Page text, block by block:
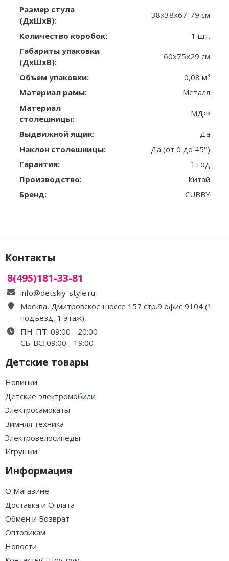
Размер стула
(ДxШxВ):
38х38х67-79 см
Количество коробок:
1 шт.
Габариты упаковки
(ДxШxВ):
60х75х29 см
Объем упаковки:
0,08 м³
Материал рамы:
Металл
Материал
столешницы:
МДФ
Выдвижной ящик:
Да
Наклон столешницы:
Да (от 0 до 45°)
Гарантия:
1 год
Производство:
Китай
Бренд:
CUBBY
Контакты
8(495)181-33-81
info@detskiy-style.ru
Москва, Дмитровское шоссе 157 стр.9 офис 9104 (1
подъезд, 1 этаж)
ПН-ПТ: 09:00 - 20:00
СБ-ВС: 09:00 - 19:00
Детские товары
Новинки
Детские электромобили
Электросамокаты
Зимняя техника
Электровелосипеды
Игрушки
Информация
О Магазине
Доставка и Оплата
Обмен и Возврат
Оптовикам
Новости